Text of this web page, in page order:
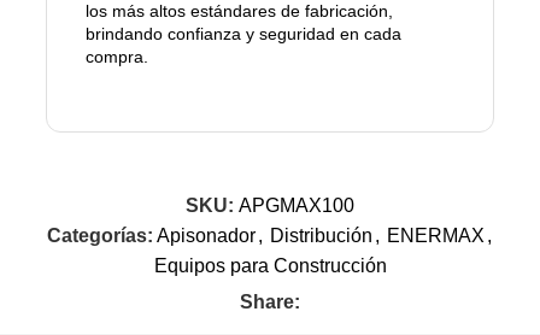
los más altos estándares de fabricación,
brindando confianza y seguridad en cada
compra.
SKU: APGMAX100
Categorías: Apisonador , Distribución , ENERMAX ,
Equipos para Construcción
Share: